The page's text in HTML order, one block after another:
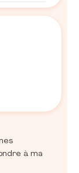
à ma